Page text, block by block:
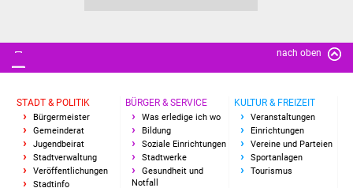
Beschränkte
Freihändige Vergabe
Gewerbeverzeichnis
Gewerbe - Selbsteintrag
nach oben
STADT & POLITIK
Bürgermeister
Gemeinderat
Jugendbeirat
Stadtverwaltung
Veröffentlichungen
Stadtinfo
BÜRGER & SERVICE
Was erledige ich wo
Bildung
Soziale Einrichtungen
Stadtwerke
Gesundheit und
Notfall
KULTUR & FREIZEIT
Veranstaltungen
Einrichtungen
Vereine und Parteien
Sportanlagen
Tourismus